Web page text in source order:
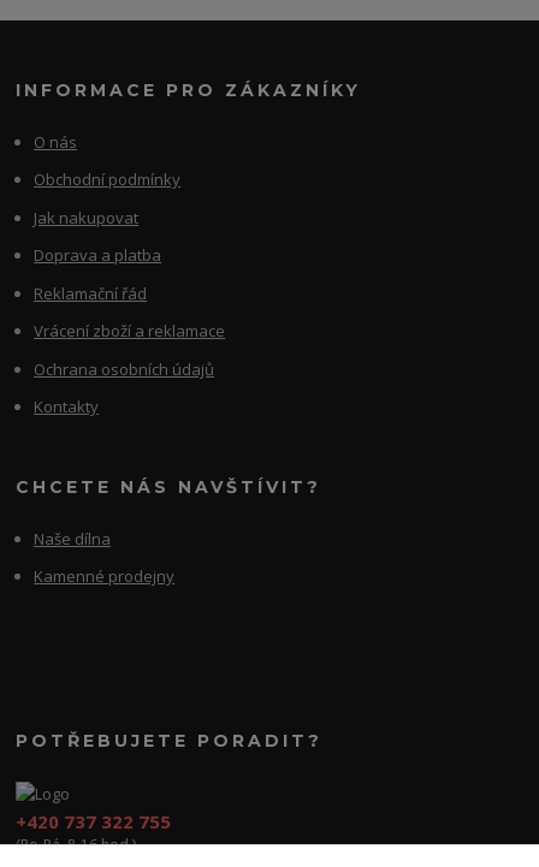
INFORMACE PRO ZÁKAZNÍKY
O nás
Obchodní podmínky
Jak nakupovat
Doprava a platba
Reklamační řád
Vrácení zboží a reklamace
Ochrana osobních údajů
Kontakty
CHCETE NÁS NAVŠTÍVIT?
Naše dílna
Kamenné prodejny
POTŘEBUJETE PORADIT?
+420 737 322 755
(Po-Pá, 8-16 hod.)